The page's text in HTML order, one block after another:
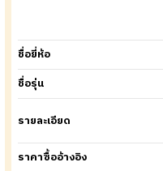
ชื่อยี่ห้อ
ชื่อรุ่น
รายละเอียด
ราคาซื้ออ้างอิง